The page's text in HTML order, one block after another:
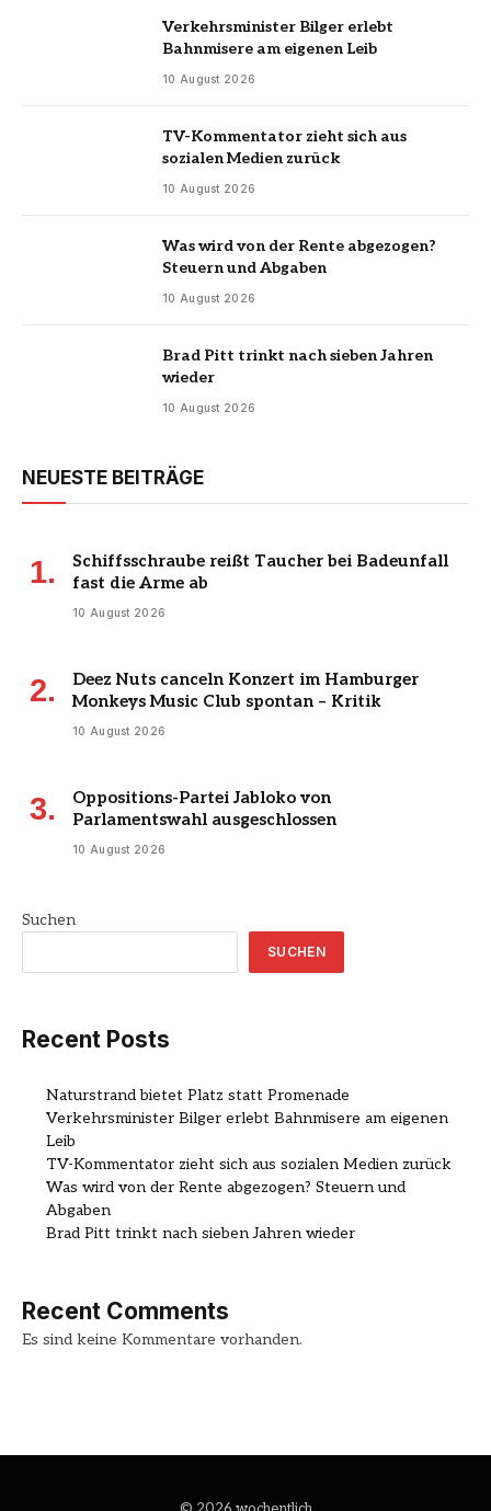
Verkehrsminister Bilger erlebt
Bahnmisere am eigenen Leib
10 August 2026
TV-Kommentator zieht sich aus
sozialen Medien zurück
10 August 2026
Was wird von der Rente abgezogen?
Steuern und Abgaben
10 August 2026
Brad Pitt trinkt nach sieben Jahren
wieder
10 August 2026
NEUESTE BEITRÄGE
Schiffsschraube reißt Taucher bei Badeunfall
fast die Arme ab
10 August 2026
Deez Nuts canceln Konzert im Hamburger
Monkeys Music Club spontan – Kritik
10 August 2026
Oppositions-Partei Jabloko von
Parlamentswahl ausgeschlossen
10 August 2026
Suchen
SUCHEN
Recent Posts
Naturstrand bietet Platz statt Promenade
Verkehrsminister Bilger erlebt Bahnmisere am eigenen
Leib
TV-Kommentator zieht sich aus sozialen Medien zurück
Was wird von der Rente abgezogen? Steuern und
Abgaben
Brad Pitt trinkt nach sieben Jahren wieder
Recent Comments
Es sind keine Kommentare vorhanden.